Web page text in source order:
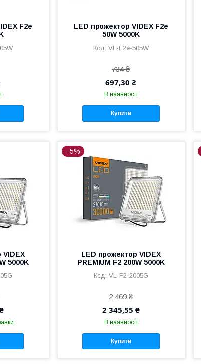
F2e
LED прожектор VIDEX F2e
50W 5000K
VL-F2e-505W
734 ₴
697,30 ₴
В наявності
Купити
VIDEX
5000K
–5%
LED прожектор VIDEX
PREMIUM F2 200W 5000K
VL-F2-2005G
2 469 ₴
2 345,55 ₴
В наявності
Купити